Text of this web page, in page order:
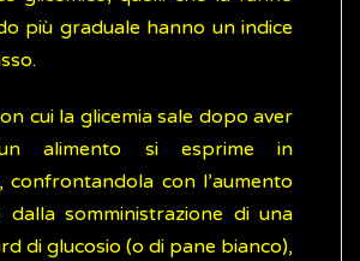
più graduale hanno un indice
cui la glicemia sale dopo aver
alimento si esprime in
confrontandola con l’aumento
dalla somministrazione di una
di glucosio (o di pane bianco),